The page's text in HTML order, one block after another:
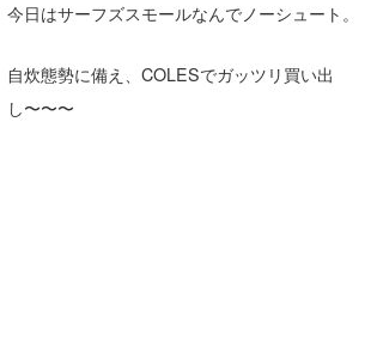
今日はサーフズスモールなんでノーシュート。
自炊態勢に備え、COLESでガッツリ買い出
し〜〜〜